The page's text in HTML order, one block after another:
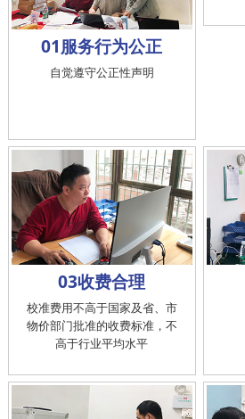
01服务行为公正
自觉遵守公正性声明
03收费合理
校准费用不高于国家及省、市
物价部门批准的收费标准，不
高于行业平均水平